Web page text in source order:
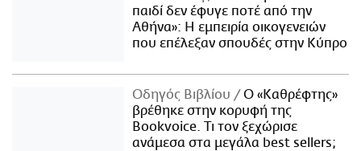
παιδί δεν έφυγε ποτέ από την
Αθήνα»: Η εμπειρία οικογενειών
που επέλεξαν σπουδές στην Κύπρο
Οδηγός Βιβλίου
Ο «Καθρέφτης»
βρέθηκε στην κορυφή της
Bookvoice. Τι τον ξεχώρισε
ανάμεσα στα μεγάλα best sellers;